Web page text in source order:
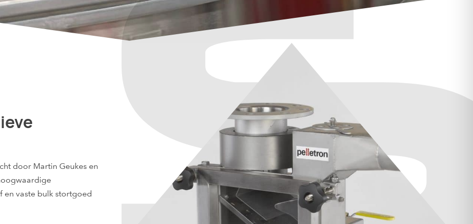
door Martin Geukes en
en vaste bulk stortgoed